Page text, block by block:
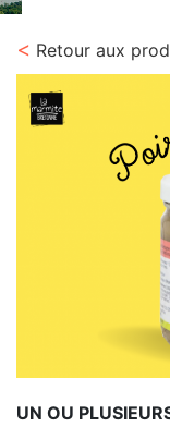
< Retour aux
UN OU